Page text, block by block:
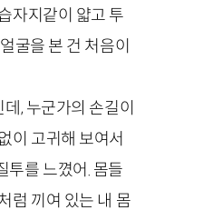
자지같이 얇고 투
굴을 본 건 처음이
, 누군가의 손길이
이 고귀해 보여서
투를 느꼈어. 몸들
럼 끼여 있는 내 몸